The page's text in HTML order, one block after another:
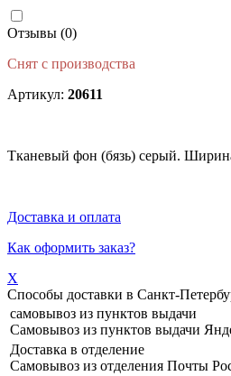
Отзывы (0)
Снят с производства
Артикул: 20611
Тканевый фон (бязь) серый.
Доставка и оплата
Как оформить заказ?
X
Способы доставки в Санкт-
самовывоз из пунктов выдачи
Самовывоз из пунктов выдачи
Доставка в отделение
Самовывоз из отделения Почты